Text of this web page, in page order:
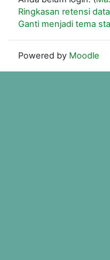
Ringkasan retensi data
Ganti menjadi tema
Powered by Moodle